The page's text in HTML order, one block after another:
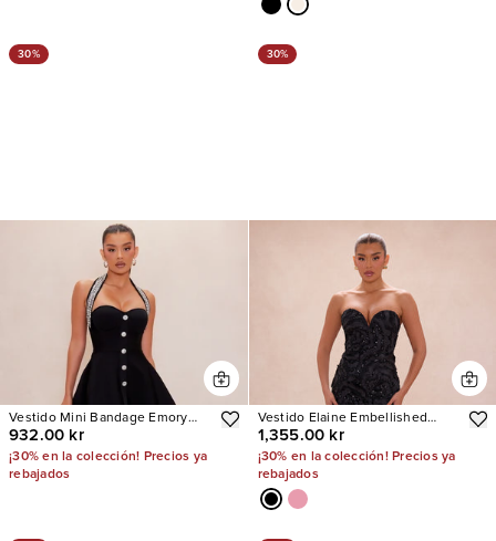
30%
Vestido Mini Bandage Emory
Embellished
932.00 kr
¡30% en la colección! Precios ya
rebajados
30%
Vestido Elaine Embellished
Sequin
1,355.00 kr
¡30% en la colección! Precios ya
rebajados